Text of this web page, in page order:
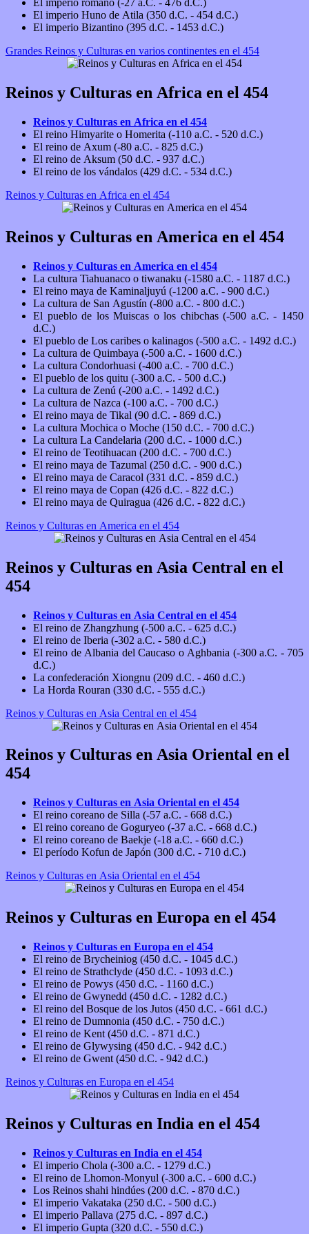
El imperio romano (-27 a.C. - 476 d.C.)
El imperio Huno de Atila (350 d.C. - 454 d.C.)
El imperio Bizantino (395 d.C. - 1453 d.C.)
Grandes Reinos y Culturas en varios continentes en el 454
Reinos y Culturas en Africa en el 454
Reinos y Culturas en Africa en el 454
El reino Himyarite o Homerita (-110 a.C. - 520 d.C.)
El reino de Axum (-80 a.C. - 825 d.C.)
El reino de Aksum (50 d.C. - 937 d.C.)
El reino de los vándalos (429 d.C. - 534 d.C.)
Reinos y Culturas en Africa en el 454
Reinos y Culturas en America en el 454
Reinos y Culturas en America en el 454
La cultura Tiahuanaco o tiwanaku (-1580 a.C. - 1187 d.C.)
El reino maya de Kaminaljuyú (-1200 a.C. - 900 d.C.)
La cultura de San Agustín (-800 a.C. - 800 d.C.)
El pueblo de los Muiscas o los chibchas (-500 a.C. - 1450
d.C.)
El pueblo de Los caribes o kalinagos (-500 a.C. - 1492 d.C.)
La cultura de Quimbaya (-500 a.C. - 1600 d.C.)
La cultura Condorhuasi (-400 a.C. - 700 d.C.)
El pueblo de los quitu (-300 a.C. - 500 d.C.)
La cultura de Zenú (-200 a.C. - 1492 d.C.)
La cultura de Nazca (-100 a.C. - 700 d.C.)
El reino maya de Tikal (90 d.C. - 869 d.C.)
La cultura Mochica o Moche (150 d.C. - 700 d.C.)
La cultura La Candelaria (200 d.C. - 1000 d.C.)
El reino de Teotihuacan (200 d.C. - 700 d.C.)
El reino maya de Tazumal (250 d.C. - 900 d.C.)
El reino maya de Caracol (331 d.C. - 859 d.C.)
El reino maya de Copan (426 d.C. - 822 d.C.)
El reino maya de Quiragua (426 d.C. - 822 d.C.)
Reinos y Culturas en America en el 454
Reinos y Culturas en Asia Central en el
454
Reinos y Culturas en Asia Central en el 454
El reino de Zhangzhung (-500 a.C. - 625 d.C.)
El reino de Iberia (-302 a.C. - 580 d.C.)
El reino de Albania del Caucaso o Aghbania (-300 a.C. - 705
d.C.)
La confederación Xiongnu (209 d.C. - 460 d.C.)
La Horda Rouran (330 d.C. - 555 d.C.)
Reinos y Culturas en Asia Central en el 454
Reinos y Culturas en Asia Oriental en el
454
Reinos y Culturas en Asia Oriental en el 454
El reino coreano de Silla (-57 a.C. - 668 d.C.)
El reino coreano de Goguryeo (-37 a.C. - 668 d.C.)
El reino coreano de Baekje (-18 a.C. - 660 d.C.)
El período Kofun de Japón (300 d.C. - 710 d.C.)
Reinos y Culturas en Asia Oriental en el 454
Reinos y Culturas en Europa en el 454
Reinos y Culturas en Europa en el 454
El reino de Brycheiniog (450 d.C. - 1045 d.C.)
El reino de Strathclyde (450 d.C. - 1093 d.C.)
El reino de Powys (450 d.C. - 1160 d.C.)
El reino de Gwynedd (450 d.C. - 1282 d.C.)
El reino del Bosque de los Jutos (450 d.C. - 661 d.C.)
El reino de Dumnonia (450 d.C. - 750 d.C.)
El reino de Kent (450 d.C. - 871 d.C.)
El reino de Glywysing (450 d.C. - 942 d.C.)
El reino de Gwent (450 d.C. - 942 d.C.)
Reinos y Culturas en Europa en el 454
Reinos y Culturas en India en el 454
Reinos y Culturas en India en el 454
El imperio Chola (-300 a.C. - 1279 d.C.)
El reino de Lhomon-Monyul (-300 a.C. - 600 d.C.)
Los Reinos shahi hindúes (200 d.C. - 870 d.C.)
El imperio Vakataka (250 d.C. - 500 d.C.)
El imperio Pallava (275 d.C. - 897 d.C.)
El imperio Gupta (320 d.C. - 550 d.C.)